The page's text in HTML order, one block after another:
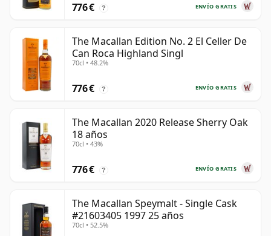
ENVÍO GRATIS
776 € ?
The Macallan Edition No. 2 El Celler De
Can Roca Highland Singl
70cl • 48.2%
ENVÍO GRATIS
776 € ?
The Macallan 2020 Release Sherry Oak
18 años
70cl • 43%
ENVÍO GRATIS
776 € ?
The Macallan Speymalt - Single Cask
#21603405 1997 25 años
70cl • 52.5%